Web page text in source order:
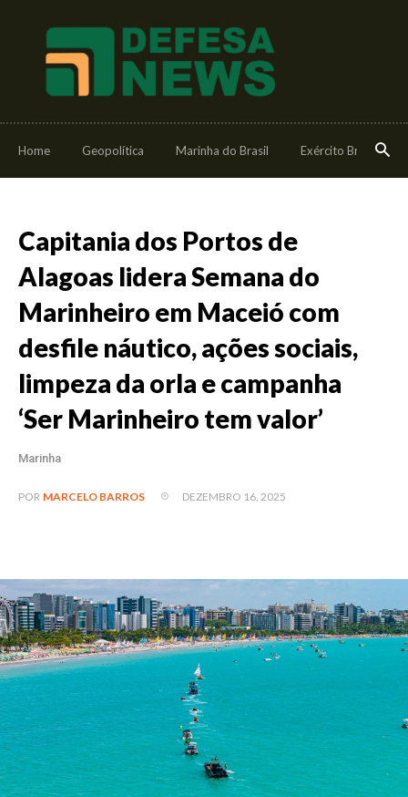
Home Geopolítica Marinha do Brasil Exército Brasileiro
Capitania dos Portos de
Alagoas lidera Semana do
Marinheiro em Maceió com
desfile náutico, ações sociais,
limpeza da orla e campanha
‘Ser Marinheiro tem valor’
Marinha
POR MARCELO BARROS DEZEMBRO 16, 2025